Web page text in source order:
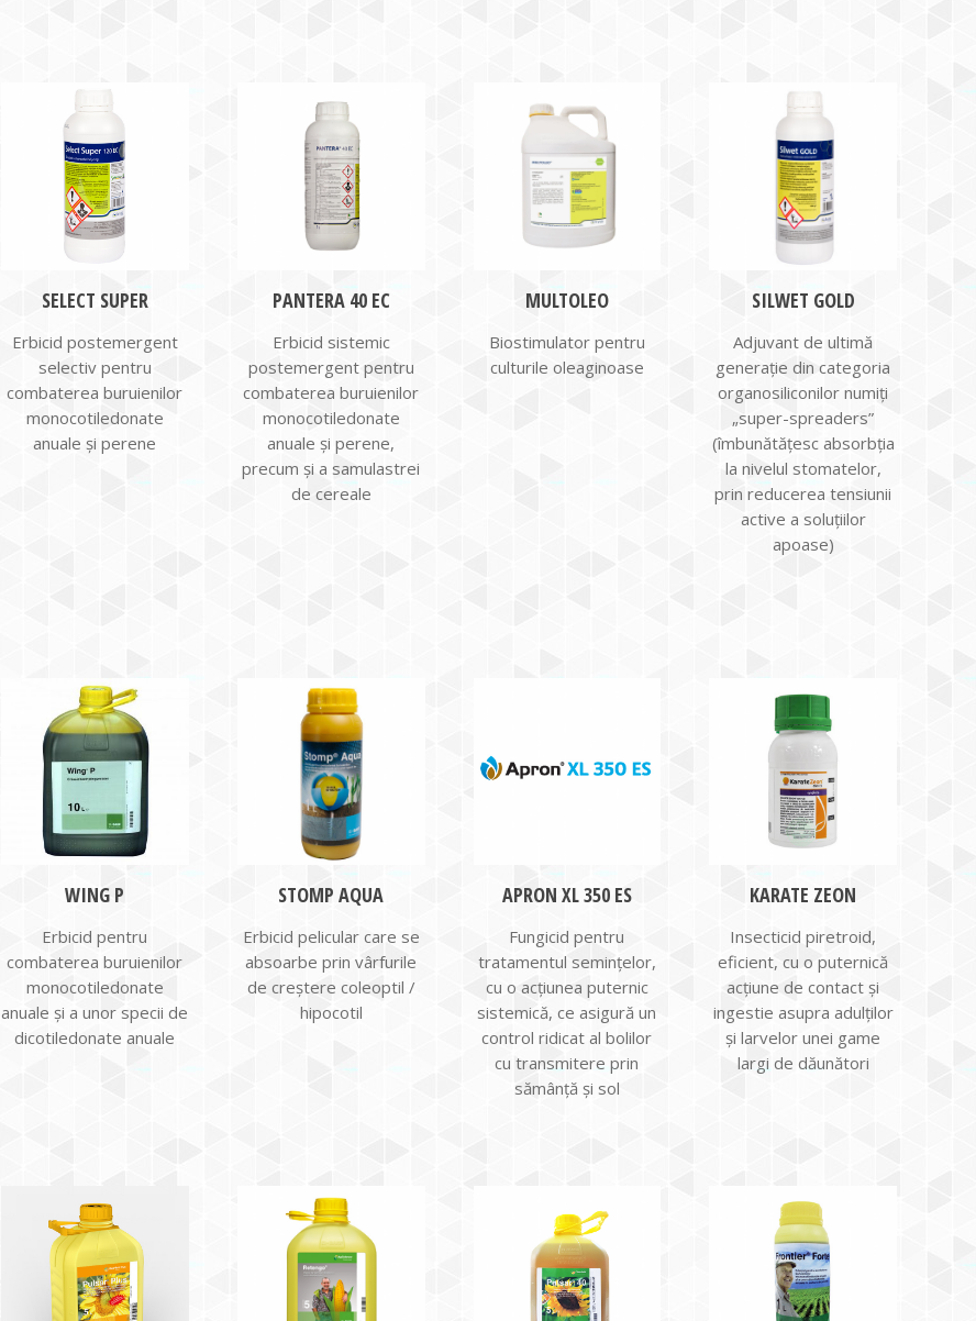
SELECT SUPER
Erbicid postemergent
selectiv pentru
combaterea buruienilor
monocotiledonate
anuale și perene
PANTERA 40 EC
Erbicid sistemic
postemergent pentru
combaterea buruienilor
monocotiledonate
anuale și perene,
precum și a samulastrei
de cereale
MULTOLEO
Biostimulator pentru
culturile oleaginoase
SILWET GOLD
Adjuvant de ultimă
generație din categoria
organosiliconilor numiți
„super-spreaders”
(îmbunătățesc absorbția
la nivelul stomatelor,
prin reducerea tensiunii
active a soluțiilor
apoase)
WING P
Erbicid pentru
combaterea buruienilor
monocotiledonate
anuale şi a unor specii de
dicotiledonate anuale
STOMP AQUA
Erbicid pelicular care se
absoarbe prin vârfurile
de creștere coleoptil /
hipocotil
APRON XL 350 ES
Fungicid pentru
tratamentul semințelor,
cu o acțiunea puternic
sistemică, ce asigură un
control ridicat al bolilor
cu transmitere prin
sămânță și sol
KARATE ZEON
Insecticid piretroid,
eficient, cu o puternică
acţiune de contact şi
ingestie asupra adulților
și larvelor unei game
largi de dăunători